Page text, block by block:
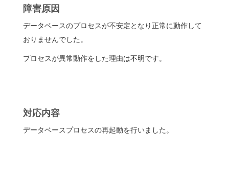
障害原因
データベースのプロセスが不安定となり正常に動作して
おりませんでした。
プロセスが異常動作をした理由は不明です。
対応内容
データベースプロセスの再起動を行いました。